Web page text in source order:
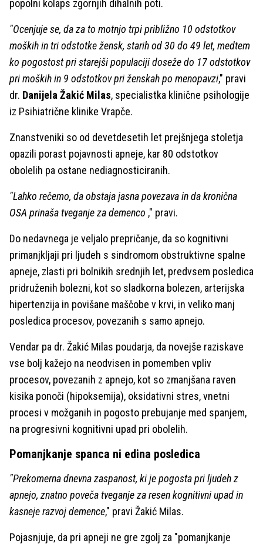
popolni kolaps zgornjih dihalnih poti.
"Ocenjuje se, da za to motnjo trpi približno 10 odstotkov
moških in tri odstotke žensk, starih od 30 do 49 let, medtem
ko pogostost pri starejši populaciji doseže do 17 odstotkov
pri moških in 9 odstotkov pri ženskah po menopavzi," pravi
dr. Danijela Žakić Milas, specialistka klinične psihologije
iz Psihiatrične klinike Vrapče.
Znanstveniki so od devetdesetih let prejšnjega stoletja
opazili porast pojavnosti apneje, kar 80 odstotkov
obolelih pa ostane nediagnosticiranih.
"Lahko rečemo, da obstaja jasna povezava in da kronična
OSA prinaša tveganje za demenco ," pravi.
Do nedavnega je veljalo prepričanje, da so kognitivni
primanjkljaji pri ljudeh s sindromom obstruktivne spalne
apneje, zlasti pri bolnikih srednjih let, predvsem posledica
pridruženih bolezni, kot so sladkorna bolezen, arterijska
hipertenzija in povišane maščobe v krvi, in veliko manj
posledica procesov, povezanih s samo apnejo.
Vendar pa dr. Žakić Milas poudarja, da novejše raziskave
vse bolj kažejo na neodvisen in pomemben vpliv
procesov, povezanih z apnejo, kot so zmanjšana raven
kisika ponoči (hipoksemija), oksidativni stres, vnetni
procesi v možganih in pogosto prebujanje med spanjem,
na progresivni kognitivni upad pri obolelih.
Pomanjkanje spanca ni edina posledica
"Prekomerna dnevna zaspanost, ki je pogosta pri ljudeh z
apnejo, znatno poveča tveganje za resen kognitivni upad in
kasneje razvoj demence," pravi Žakić Milas.
Pojasnjuje, da pri apneji ne gre zgolj za "pomanjkanje